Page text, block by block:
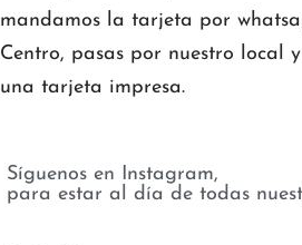
mandamos la tarjeta por
Centro, pasas por nuestro local
una tarjeta impresa.
Síguenos en Instagram,
para estar al día de todas